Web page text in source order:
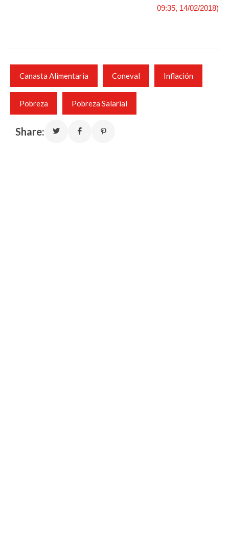
09:35, 14/02/2018)
Canasta Alimentaria Coneval Inflación
Pobreza Pobreza Salarial
Share: